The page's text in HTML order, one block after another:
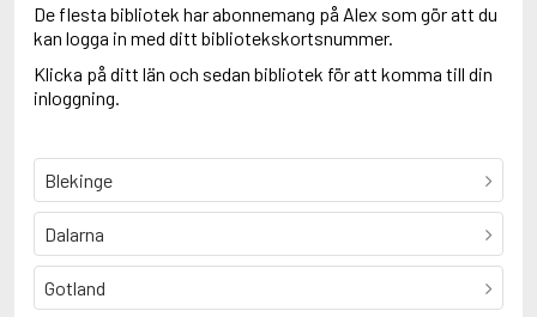
De flesta bibliotek har abonnemang på Alex som gör att du
kan logga in med ditt bibliotekskortsnummer.
Klicka på ditt län och sedan bibliotek för att komma till din
inloggning.
Blekinge
Dalarna
Gotland